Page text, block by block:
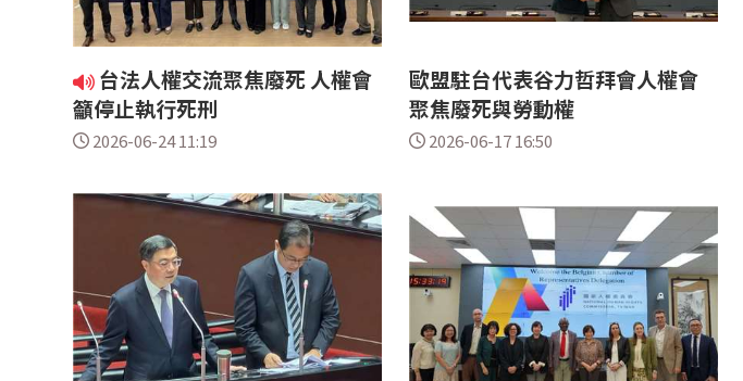
台法人權交流聚焦廢死 人權會
籲停止執行死刑
2026-06-24 11:19
歐盟駐台代表谷力哲拜會人權會
聚焦廢死與勞動權
2026-06-17 16:50